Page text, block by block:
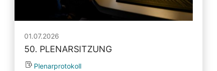
01.07.2026
50. PLENARSITZUNG
Plenarprotokoll